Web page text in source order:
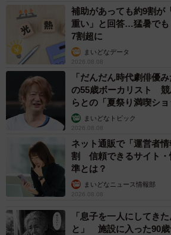
補助があっても約9割が
重い」と回答…猛暑でも
7割超に
まいどなデータ
2026.08.08
「だんだん時代劇俳優
の55歳ボーカリスト 競
らとの「夏祭り満喫シ
まいどなトピック
2026.08.08
ネット通販で「運営者
割 信頼できるサイト・
準とは？
まいどなニュース情報部
2026.08.08
「息子を一人にしてき
と」 施設に入った90歳